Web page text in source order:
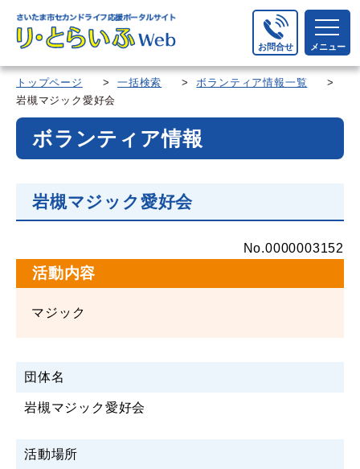
お問合せ メニュー
トップページ >一括検索 >ボランティア情報一覧
>
岩槻マジック愛好会
ボランティア情報
岩槻マジック愛好会
No.0000003152
活動内容
マジック
団体名
岩槻マジック愛好会
活動場所